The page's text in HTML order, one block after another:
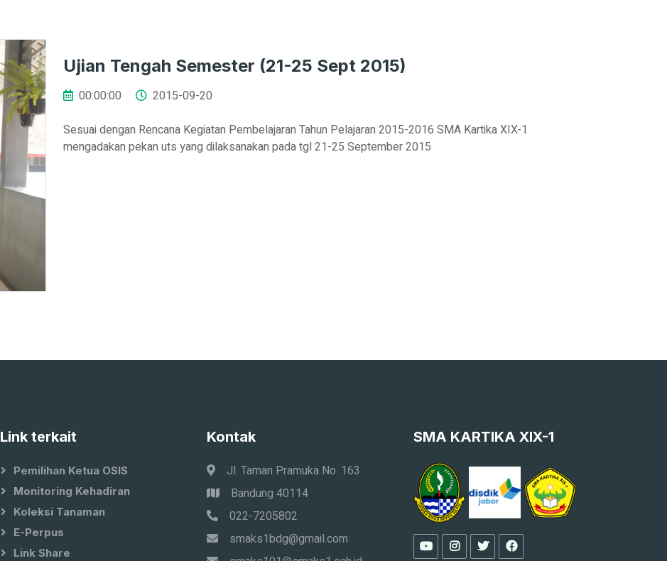
Ujian Tengah Semester (21-25 Sept 2015)
00:00:00
2015-09-20
Sesuai dengan Rencana Kegiatan Pembelajaran Tahun Pelajaran 2015-2016 SMA Kartika XIX-1
mengadakan pekan uts yang dilaksanakan pada tgl 21-25 September 2015
Link terkait
Pemilihan Ketua OSIS
Monitoring Kehadiran
Koleksi Tanaman
E-Perpus
Link Share
Kontak
Jl. Taman Pramuka No. 163
Bandung 40114
022-7205802
smaks1bdg@gmail.com
SMA KARTIKA XIX-1